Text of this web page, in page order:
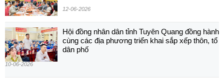
12-06-2026
Hội đồng nhân dân tỉnh Tuyên Quang đồng hành
cùng các địa phương triển khai sắp xếp thôn, tổ
dân phố
10-06-2026